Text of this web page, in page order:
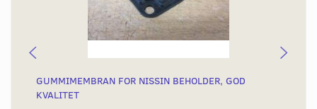
GUMMIMEMBRAN FOR NISSIN BEHOLDER, GOD
KVALITET